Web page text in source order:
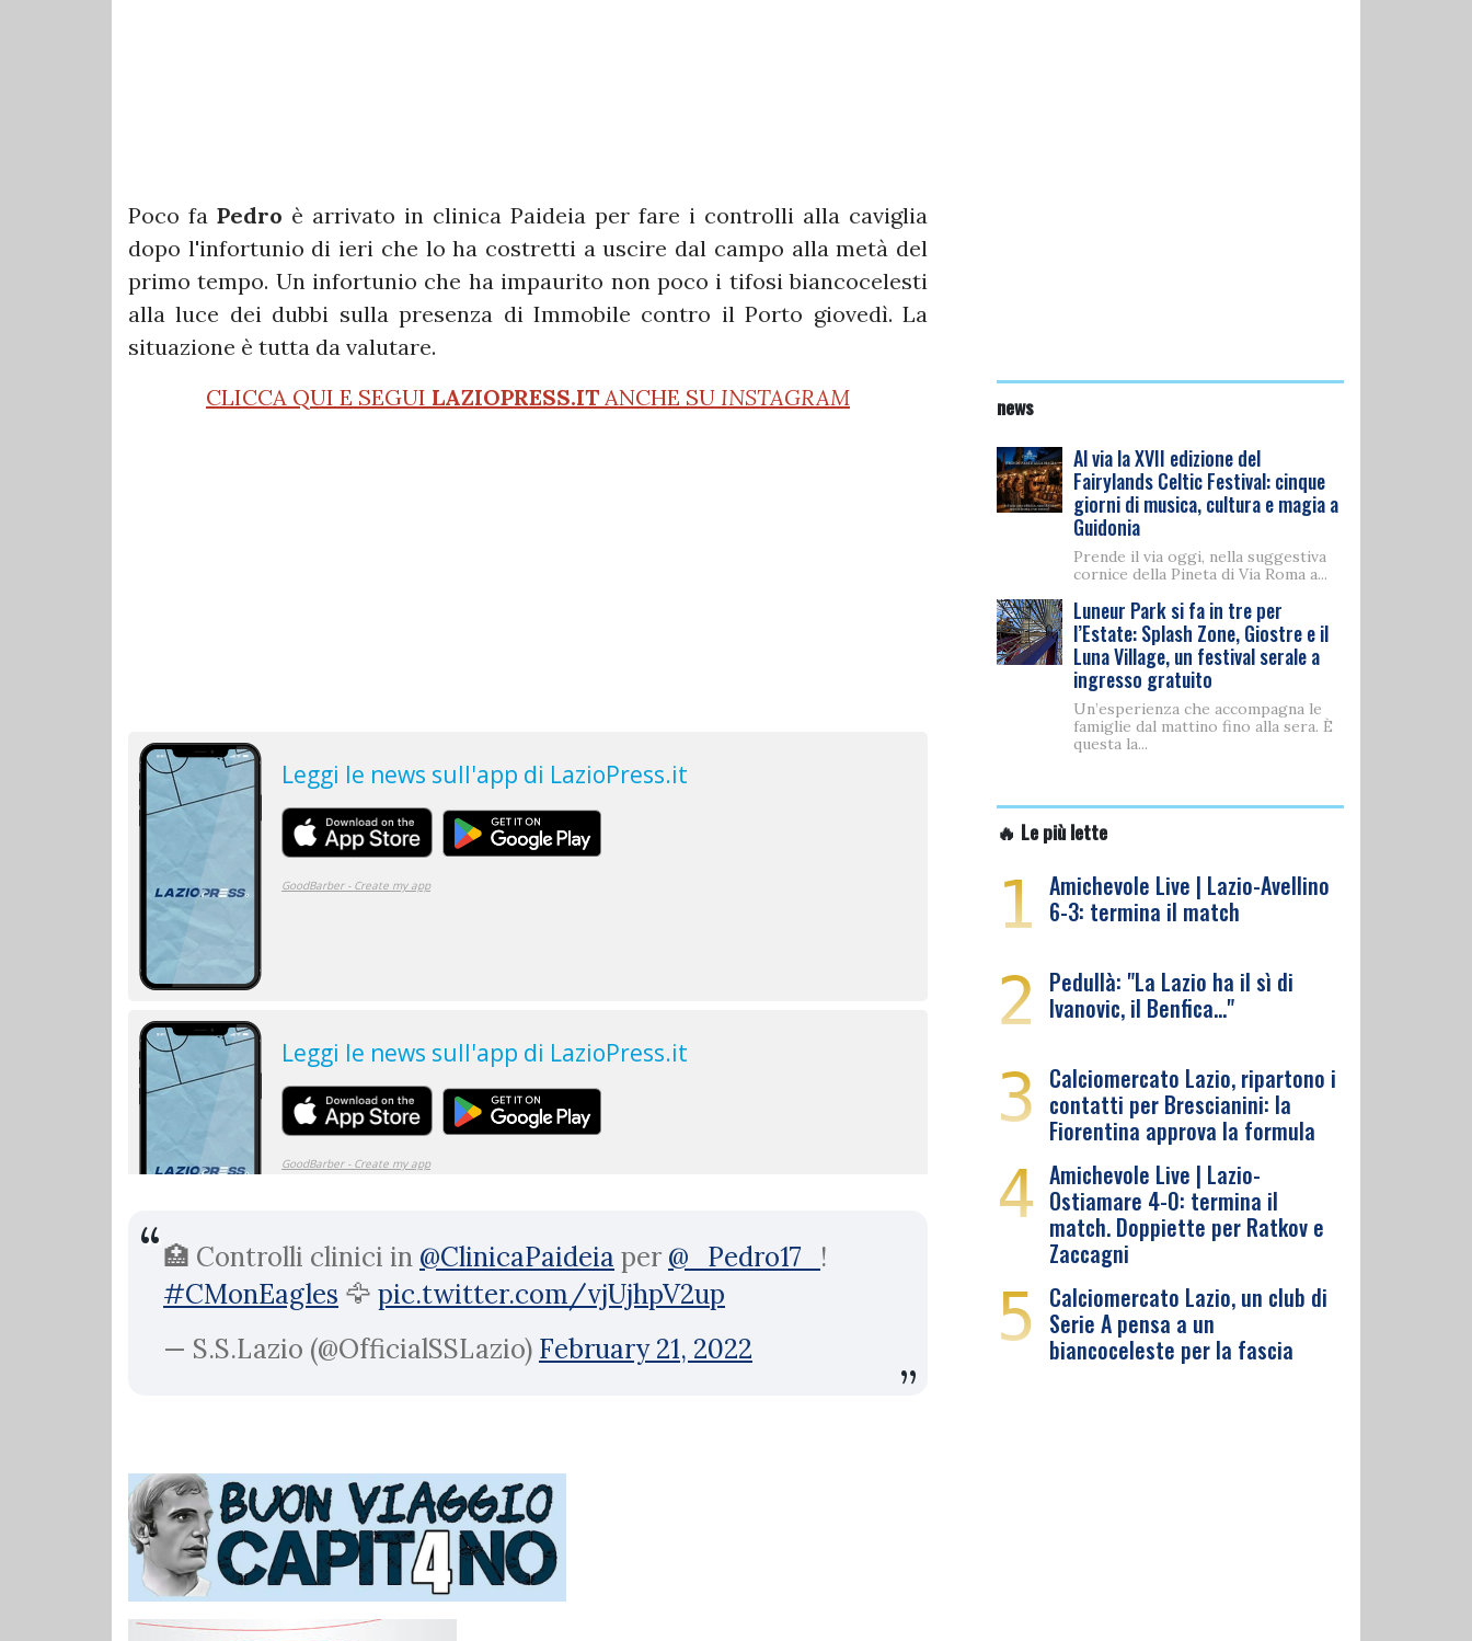
Poco fa Pedro è arrivato in clinica Paideia per fare i controlli alla caviglia
dopo l'infortunio di ieri che lo ha costretti a uscire dal campo alla metà del
primo tempo. Un infortunio che ha impaurito non poco i tifosi biancocelesti
alla luce dei dubbi sulla presenza di Immobile contro il Porto giovedì. La
situazione è tutta da valutare.
CLICCA QUI E SEGUI LAZIOPRESS.IT ANCHE SU INSTAGRAM
🏥 Controlli clinici in @ClinicaPaideia per @_Pedro17_ !
#CMonEagles 🦅 pic.twitter.com/vjUjhpV2up
— S.S.Lazio (@OfficialSSLazio) February 21, 2022
news
Al via la XVII edizione del
Fairylands Celtic Festival: cinque
giorni di musica, cultura e magia a
Guidonia
Prende il via oggi, nella suggestiva
cornice della Pineta di Via Roma a...
Luneur Park si fa in tre per
l’Estate: Splash Zone, Giostre e il
Luna Village, un festival serale a
ingresso gratuito
Un’esperienza che accompagna le
famiglie dal mattino fino alla sera. È
questa la...
🔥 Le più lette
1 Amichevole Live | Lazio-Avellino
6-3: termina il match
2 Pedullà: "La Lazio ha il sì di
Ivanovic, il Benfica…"
3 Calciomercato Lazio, ripartono i
contatti per Brescianini: la
Fiorentina approva la formula
4 Amichevole Live | Lazio-
Ostiamare 4-0: termina il
match. Doppiette per Ratkov e
Zaccagni
5 Calciomercato Lazio, un club di
Serie A pensa a un
biancoceleste per la fascia